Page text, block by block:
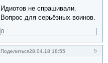
Идиотов не спрашивали.
Вопрос для серьёзных воинов.
0
Поделиться 5
28.04.18 18:55